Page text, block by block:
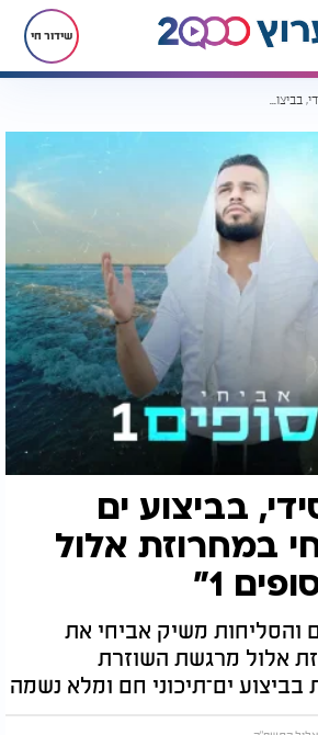
שידור חי
האלול החסידי, בביצוע ים תיכוני: אביחי במחרוזת אלול חדשה: "כיסופים 1"
בביצוע ים
במחרוזת אלול
1"
והסליחות משיק אביחי את
– מחרוזת אלול מרגשת השוזרת
בביצוע ים־תיכוני חם ומלא נשמה